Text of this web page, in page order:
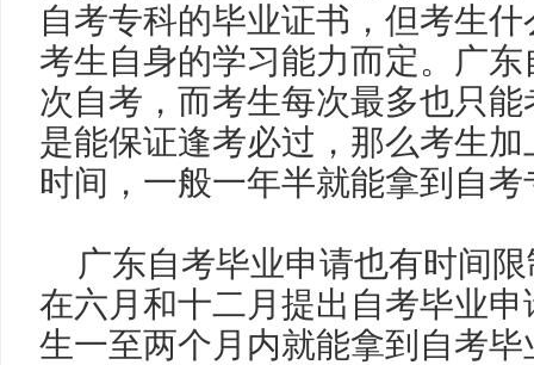
自考专科的毕业证书，但考生
考生自身的学习能力而定。广
次自考，而考生每次最多也只能
是能保证逢考必过，那么考生
时间，一般一年半就能拿到自考
广东自考毕业申请也有时间
在六月和十二月提出自考毕业
生一至两个月内就能拿到自考